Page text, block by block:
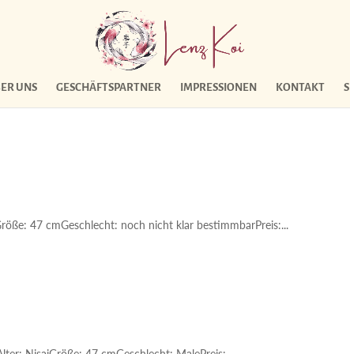
UNS GESCHÄFTSPARTNER IMPRESSIONEN KONTAKT
47 cmGeschlecht: noch nicht klar bestimmbarPreis:...